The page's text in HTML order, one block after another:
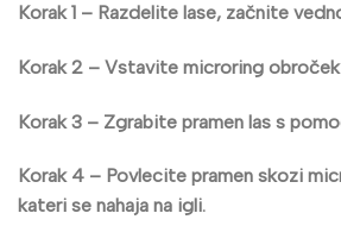
Korak 1 – Razdelite lase, začnite
Korak 2 – Vstavite microring
Korak 3 – Zgrabite pramen las s
Korak 4 – Povlecite pramen skozi
kateri se nahaja na igli.